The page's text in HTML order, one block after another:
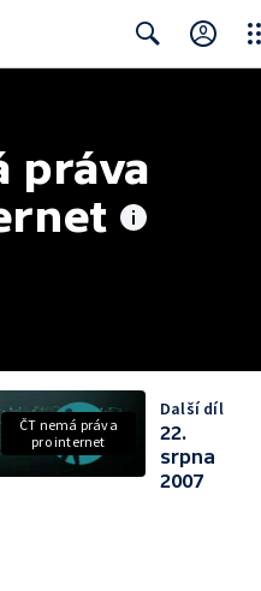
práva
ČT nemá práva
pro internet
Další díl
22.
srpna
2007